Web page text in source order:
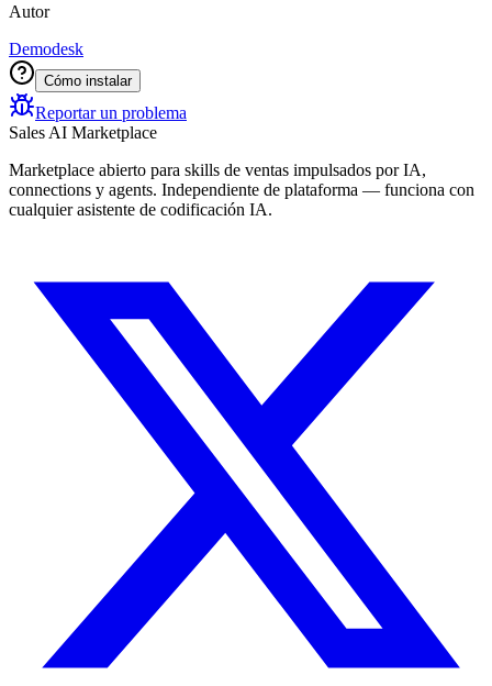
Autor
Demodesk
Cómo instalar
Reportar un problema
Sales AI Marketplace
Marketplace abierto para skills de ventas impulsados por IA,
connections y agents. Independiente de plataforma — funciona con
cualquier asistente de codificación IA.